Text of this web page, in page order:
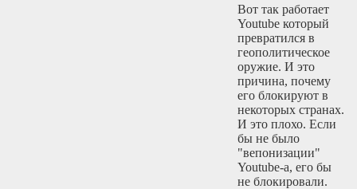
Вот так работает
Youtube который
превратился в
геополитическое
оружие. И это
причина, почему
его блокируют в
некоторых странах.
И это плохо. Если
бы не было
"вепонизации"
Youtube-а, его бы
не блокировали.